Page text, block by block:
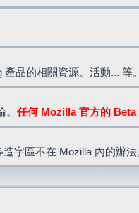
品的相關資源、活動... 等。
任何 Mozilla 官方的 Beta
字區不在 Mozilla 內的辦法